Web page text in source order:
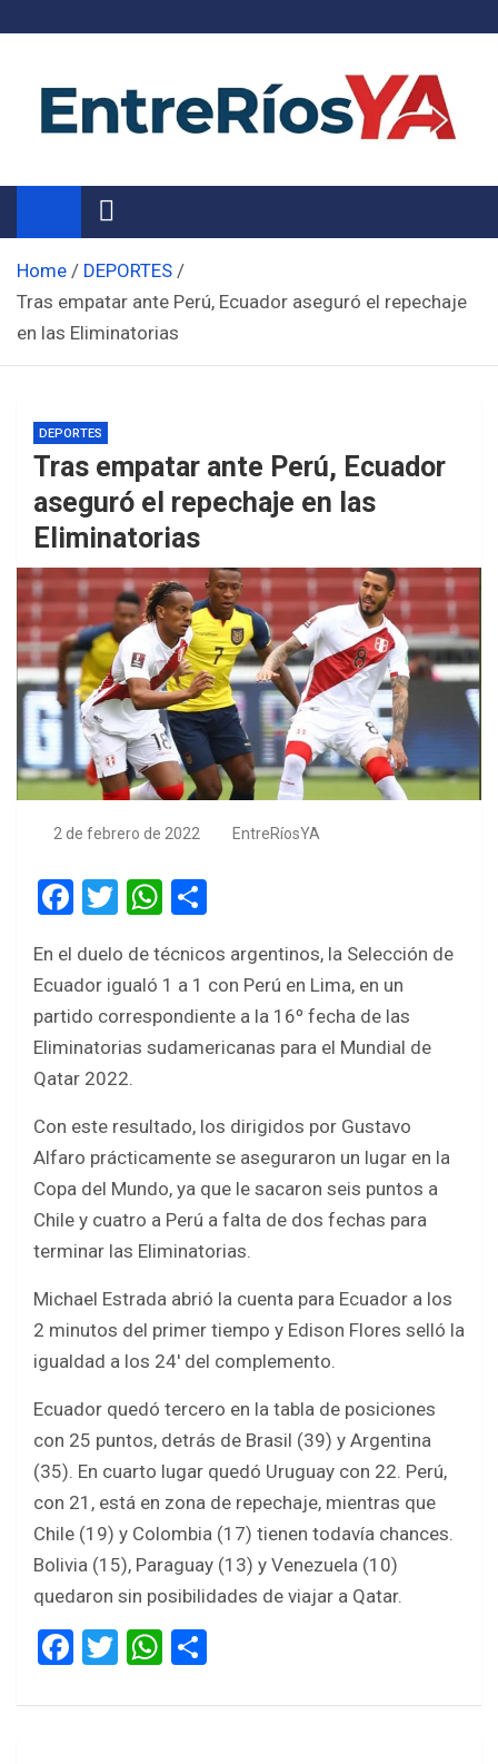
Noticias de Entre Ríos
Información de toda la provincia ahora
Home
DEPORTES
Tras empatar ante Perú, Ecuador aseguró el repechaje
en las Eliminatorias
DEPORTES
Tras empatar ante Perú, Ecuador
aseguró el repechaje en las
Eliminatorias
2 de febrero de 2022 EntreRíosYA
F
ce
b
o
o
T
tt
er
W
at
s
A
p
ar
e
En el duelo de técnicos argentinos, la Selección de
Ecuador igualó 1 a 1 con Perú en Lima, en un
partido correspondiente a la 16º fecha de las
Eliminatorias sudamericanas para el Mundial de
Qatar 2022.
Con este resultado, los dirigidos por Gustavo
Alfaro prácticamente se aseguraron un lugar en la
Copa del Mundo, ya que le sacaron seis puntos a
Chile y cuatro a Perú a falta de dos fechas para
terminar las Eliminatorias.
Michael Estrada abrió la cuenta para Ecuador a los
2 minutos del primer tiempo y Edison Flores selló la
igualdad a los 24′ del complemento.
Ecuador quedó tercero en la tabla de posiciones
con 25 puntos, detrás de Brasil (39) y Argentina
(35). En cuarto lugar quedó Uruguay con 22. Perú,
con 21, está en zona de repechaje, mientras que
Chile (19) y Colombia (17) tienen todavía chances.
Bolivia (15), Paraguay (13) y Venezuela (10)
quedaron sin posibilidades de viajar a Qatar.
F
ce
T
tt
W
at ar